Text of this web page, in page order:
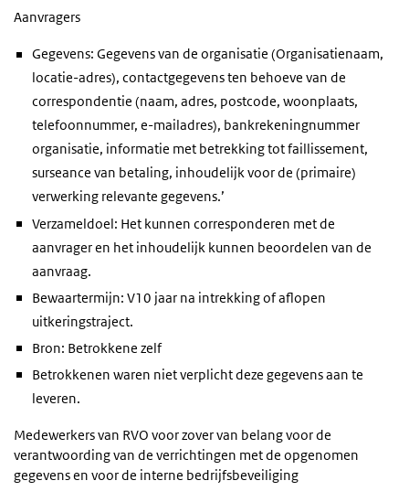
Aanvragers
Gegevens: Gegevens van de organisatie (Organisatienaam,
locatie-adres), contactgegevens ten behoeve van de
correspondentie (naam, adres, postcode, woonplaats,
telefoonnummer, e-mailadres), bankrekeningnummer
organisatie, informatie met betrekking tot faillissement,
surseance van betaling, inhoudelijk voor de (primaire)
verwerking relevante gegevens.’
Verzameldoel: Het kunnen corresponderen met de
aanvrager en het inhoudelijk kunnen beoordelen van de
aanvraag.
Bewaartermijn: V10 jaar na intrekking of aflopen
uitkeringstraject.
Bron: Betrokkene zelf
Betrokkenen waren niet verplicht deze gegevens aan te
leveren.
Medewerkers van RVO voor zover van belang voor de
verantwoording van de verrichtingen met de opgenomen
gegevens en voor de interne bedrijfsbeveiliging